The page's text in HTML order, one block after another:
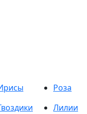
Роза
Лилии